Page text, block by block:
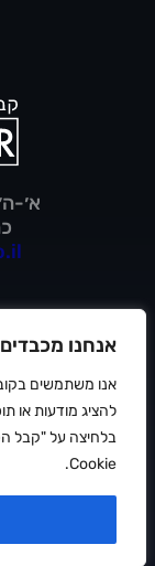
אנחנו
להציג מודעות או
בלחיצה על "קבל
Cookie.
א׳-ה׳